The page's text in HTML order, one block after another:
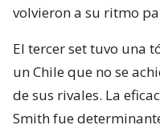
volvieron a su ritmo
El tercer set tuvo una
un Chile que no se
de sus rivales. La
Smith fue